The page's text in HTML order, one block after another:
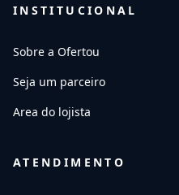
INSTITUCIONAL
Sobre a Ofertou
Seja um parceiro
Area do lojista
ATENDIMENTO